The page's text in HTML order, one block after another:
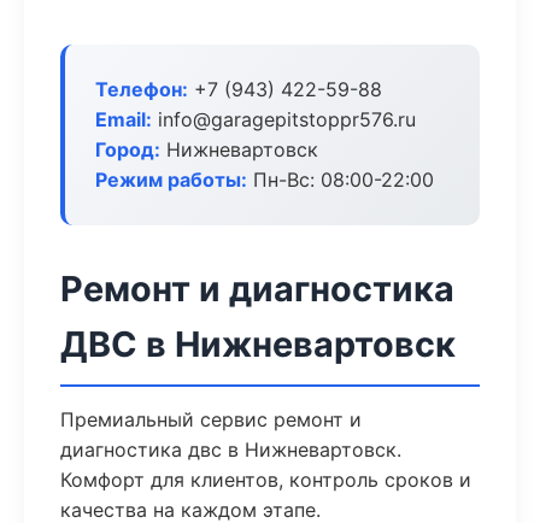
Телефон: +7 (943) 422-59-88
Email: info@garagepitstoppr576.ru
Город: Нижневартовск
Режим работы: Пн-Вс: 08:00-22:00
Ремонт и диагностика
ДВС в Нижневартовск
Премиальный сервис ремонт и
диагностика двс в Нижневартовск.
Комфорт для клиентов, контроль сроков и
качества на каждом этапе.